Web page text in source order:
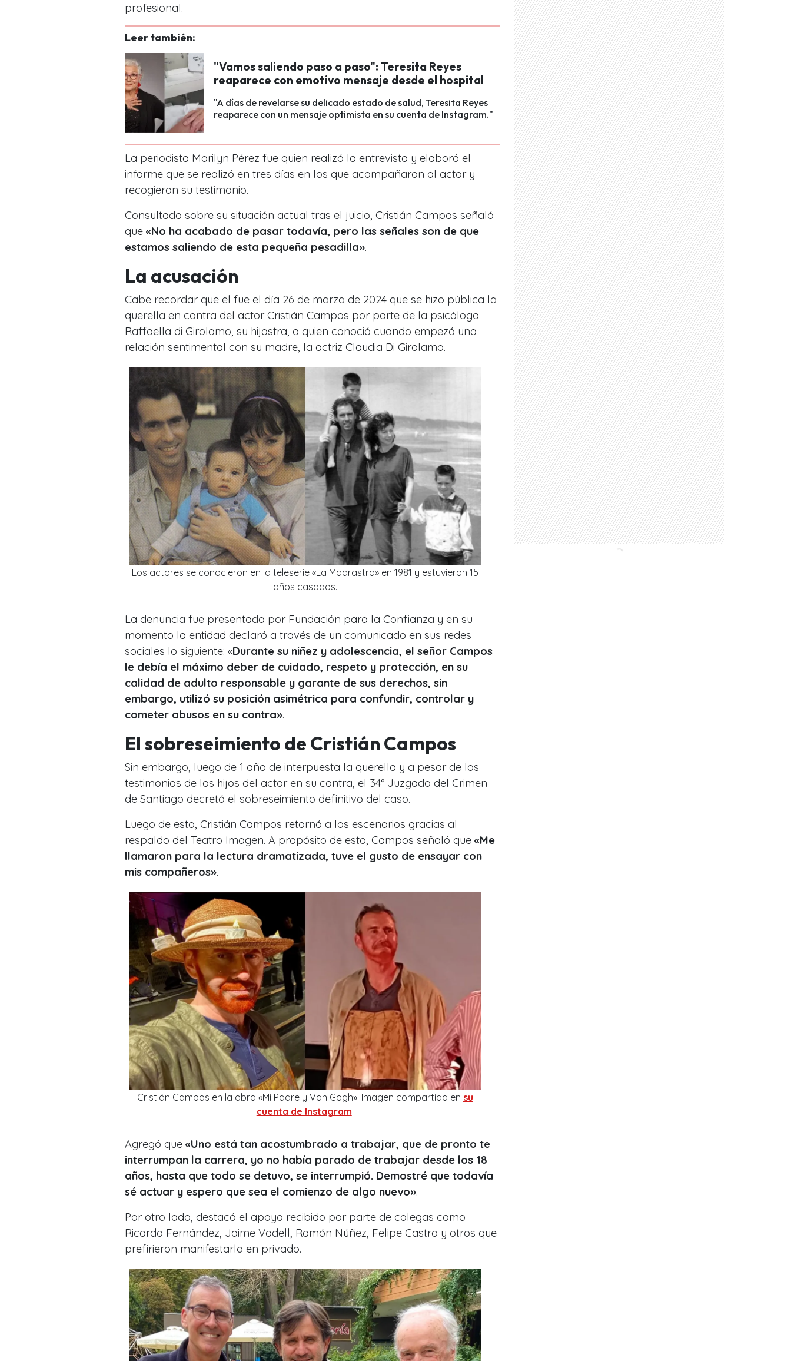
profesional.
Leer también:
"Vamos saliendo paso a paso": Teresita Reyes
reaparece con emotivo mensaje desde el hospital
"A días de revelarse su delicado estado de salud, Teresita Reyes
reaparece con un mensaje optimista en su cuenta de Instagram."
La periodista Marilyn Pérez fue quien realizó la entrevista y elaboró el
informe que se realizó en tres días en los que acompañaron al actor y
recogieron su testimonio.
Consultado sobre su situación actual tras el juicio, Cristián Campos señaló
que «No ha acabado de pasar todavía, pero las señales son de que
estamos saliendo de esta pequeña pesadilla».
La acusación
Cabe recordar que el fue el día 26 de marzo de 2024 que se hizo pública la
querella en contra del actor Cristián Campos por parte de la psicóloga
Raffaella di Girolamo, su hijastra, a quien conoció cuando empezó una
relación sentimental con su madre, la actriz Claudia Di Girolamo.
Los actores se conocieron en la teleserie «La Madrastra» en 1981 y estuvieron 15
años casados.
La denuncia fue presentada por Fundación para la Confianza y en su
momento la entidad declaró a través de un comunicado en sus redes
sociales lo siguiente: «Durante su niñez y adolescencia, el señor Campos
le debía el máximo deber de cuidado, respeto y protección, en su
calidad de adulto responsable y garante de sus derechos, sin
embargo, utilizó su posición asimétrica para confundir, controlar y
cometer abusos en su contra».
El sobreseimiento de Cristián Campos
Sin embargo, luego de 1 año de interpuesta la querella y a pesar de los
testimonios de los hijos del actor en su contra, el 34° Juzgado del Crimen
de Santiago decretó el sobreseimiento definitivo del caso.
Luego de esto, Cristián Campos retornó a los escenarios gracias al
respaldo del Teatro Imagen. A propósito de esto, Campos señaló que «Me
llamaron para la lectura dramatizada, tuve el gusto de ensayar con
mis compañeros».
Cristián Campos en la obra «Mi Padre y Van Gogh». Imagen compartida en su
cuenta de Instagram.
Agregó que «Uno está tan acostumbrado a trabajar, que de pronto te
interrumpan la carrera, yo no había parado de trabajar desde los 18
años, hasta que todo se detuvo, se interrumpió. Demostré que todavía
sé actuar y espero que sea el comienzo de algo nuevo».
Por otro lado, destacó el apoyo recibido por parte de colegas como
Ricardo Fernández, Jaime Vadell, Ramón Núñez, Felipe Castro y otros que
prefirieron manifestarlo en privado.